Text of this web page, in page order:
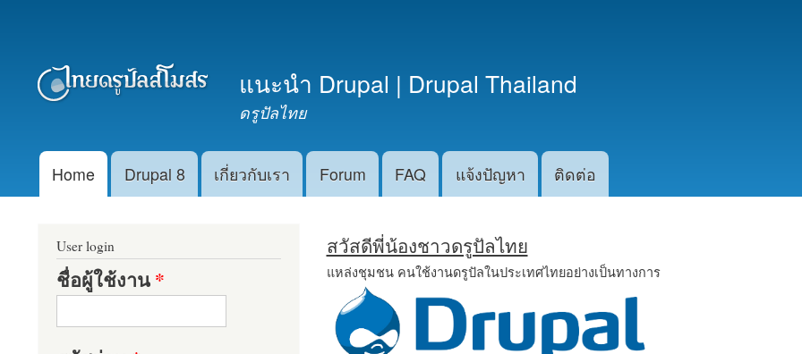
หลัก
แนะนำ Drupal | Drupal Thailand
ดรูปัลไทย
Main menu
Home Drupal 8 เกี่ยวกับเรา Forum FAQ แจ้งปัญหา ติดต่อ
สวัสดีพี่น้องชาวดรูปัลไทย
แหล่งชุมชน คนใช้งานดรูปัลในประเทศไทยอย่างเป็นทางการ
User login
ชื่อผู้ใช้งาน*